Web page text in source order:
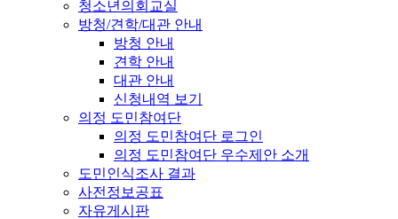
청소년의회교실
방청/견학/대관 안내
방청 안내
견학 안내
대관 안내
신청내역 보기
의정 도민참여단
의정 도민참여단 로그인
의정 도민참여단 우수제안 소개
도민인식조사 결과
사전정보공표
자유게시판